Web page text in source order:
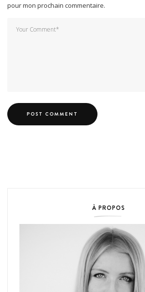
pour mon prochain commentaire.
À PROPOS